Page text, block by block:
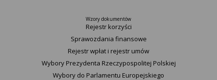
Wzory dokumentów
Rejestr korzyści
Sprawozdania finansowe
Rejestr wpłat i rejestr umów
Wybory Prezydenta Rzeczypospolitej Polskiej
Wybory do Parlamentu Europejskiego